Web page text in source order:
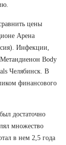
цены
Арена
Инфекции,
Body
Челябинск. В
финансового
достаточно
множество
в нем 2,5 года